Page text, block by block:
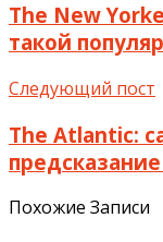
The New
такой
Следующий пост
The Atlantic:
Похожие Записи